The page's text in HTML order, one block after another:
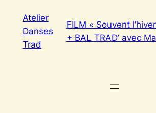
Atelier
Danses
Trad
FILM « Souvent
+ BAL TRAD’ avec